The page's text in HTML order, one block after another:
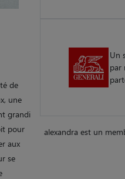
de
une
grandi
pour
aux
se
Un
par
alexandra est un